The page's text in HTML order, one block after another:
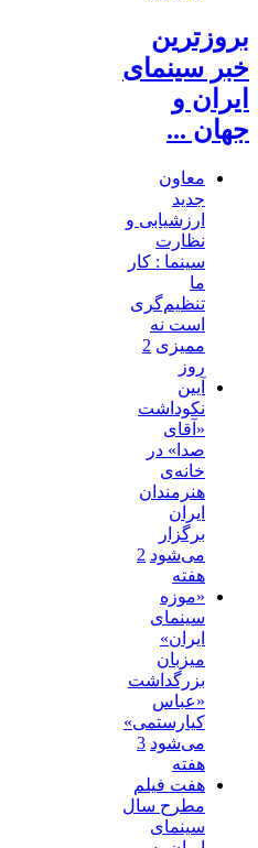
بروزترین
خبر سینمای
ایران و
جهان ...
معاون
جدید
ارزشیابی و
نظارت
سینما : کار
ما
تنظیم‌گری
است نه
ممیزی 2
روز
آیین
نکوداشت
«آقای
صدا» در
خانه‌ی
هنرمندان
ایران
برگزار
می‌شود 2
هفته
«موزه
سینمای
ایران»
میزبان
بزرگداشت
«عباس
کیارستمی»
می‌شود 3
هفته
هفت فیلم
مطرح سال
سینمای